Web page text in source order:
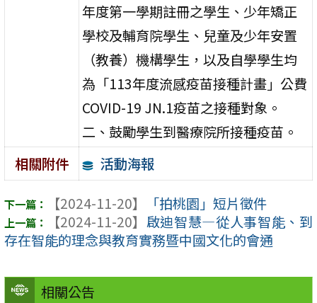
相關公告
年度第一學期註冊之學生、少年矯正
學校及輔育院學生、兒童及少年安置
（教養）機構學生，以及自學學生均
為「113年度流感疫苗接種計畫」公費
COVID-19 JN.1疫苗之接種對象。
二、鼓勵學生到醫療院所接種疫苗。
相關附件
活動海報
【2024-11-20】
「拍桃園」短片徵件
【2024-11-20】 啟迪智慧—從人事智能、到
存在智能的理念與教育實務暨中國文化的會通